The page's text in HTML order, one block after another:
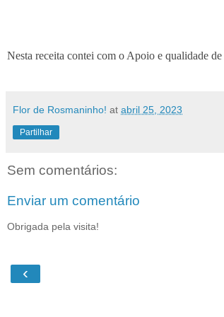
Nesta receita contei com o Apoio e qualidade de
Flor de Rosmaninho! at abril 25, 2023
Partilhar
Sem comentários:
Enviar um comentário
Obrigada pela visita!
‹